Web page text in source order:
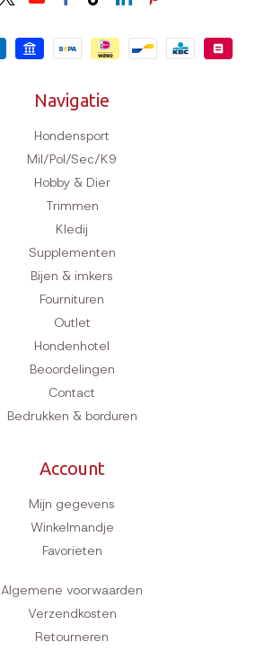
Navigatie
Hondensport
Mil/Pol/Sec/K9
Hobby & Dier
Trimmen
Kledij
Supplementen
Bijen & imkers
Fournituren
Outlet
Hondenhotel
Beoordelingen
Contact
Bedrukken & borduren
Account
Mijn gegevens
Winkelmandje
Favorieten
Algemene voorwaarden
Verzendkosten
Retourneren